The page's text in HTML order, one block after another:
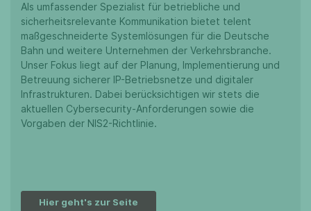
Als umfassender Spezialist für betriebliche und
sicherheitsrelevante Kommunikation bietet telent
maßgeschneiderte Systemlösungen für die Deutsche
Bahn und weitere Unternehmen der Verkehrsbranche.
Unser Fokus liegt auf der Planung, Implementierung und
Betreuung sicherer IP-Betriebsnetze und digitaler
Infrastrukturen. Dabei berücksichtigen wir stets die
aktuellen Cybersecurity-Anforderungen sowie die
Vorgaben der NIS2-Richtlinie.
Hier geht's zur Seite